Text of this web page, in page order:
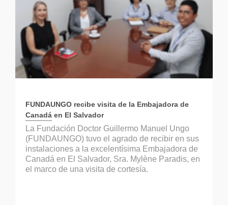
FUNDAUNGO recibe visita de la Embajadora de
Canadá en El Salvador
La Fundación Doctor Guillermo Manuel Ungo
(FUNDAUNGO) tuvo el agrado de recibir en sus
instalaciones a la excelentísima Embajadora de
Canadá en El Salvador, Sra. Mylène Paradis, en
el marco de una visita de cortesía.